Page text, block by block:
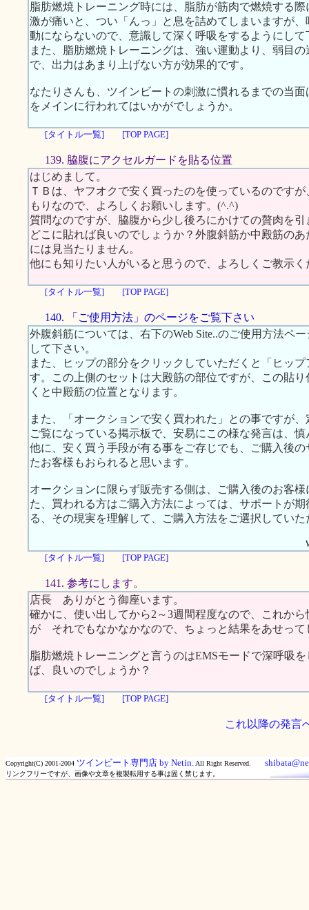
脂肪燃焼トレーニング時には、脂肪が筋肉で燃焼する
激が痛いと、つい「んっ」と息を詰めてしまいますが
動にならないので、意識して深く呼吸をするようにして
また、脂肪燃焼トレーニングは、強い運動より、弱目
で、出力はあまり上げない方が効果的です。
なたりさんも、ツインビートの刺激に慣れるまでの当
をメインに行われてはいかがでしょうか。
[タイトル一覧] [TOP PAGE]
139. 脇腹にアクセルガードを貼る位置
はじめまして。
ＴＢは、ヤフオクで安く買ったのを使っているのです
もりなので、よろしくお願いします。(^.^)
質問なのですが、脇腹から少し後ろにかけての贅肉を
どこに貼れば良いのでしょうか？外腹斜筋か中殿筋の
には見当たりません。
他にも知りたい人がいると思うので、よろしくご教示く
[タイトル一覧] [TOP PAGE]
140. 「ご使用方法」のページをご覧下さい
外腹斜筋については、右下のWeb Site..のご使用方法ペ
して下さい。
また、ヒップの部分をクリックしていただくと「ヒッ
す。この上側のセットは大殿筋の部位ですが、この貼
くと中殿筋の位置となります。
また、「オークションで安く買われた」との事ですが
ご覧になっている掲示板で、安易にこの様な発言は、
他に、安く買う手段が有る事をご存じでも、ご購入後
たお客様もおられると思います。
オークションに限らず販売する側は、ご購入後のお客
た、買われる方はご購入方法によっては、サポートが
る、その現実を理解して、ご購入方法をご選択してい
[タイトル一覧]
[TOP PAGE]
141. 参考にします。
店長 ありがとう御座います。
確かに、使い出してから2～3週間程度なので、これか
が それでもなかなかなので、ちょっと結果をあせって
脂肪燃焼トレーニングと言うのはEMSモードで深呼吸
ば、良いのでしょうか？
[タイトル一覧] [TOP PAGE]
これ以降の発言
Copyright(C) 2001-2004 ツインビート専門店 by Netin. All Right Reserved.
リンクフリーですが、画像や文章を複製転用する事は固く禁じます。